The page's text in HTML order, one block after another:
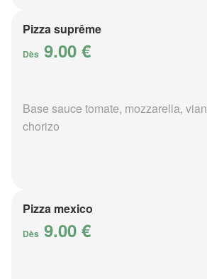
Pizza suprême
Dès 9.00 €
Base sauce tomate, mozzarella,
chorizo
Pizza mexico
Dès 9.00 €